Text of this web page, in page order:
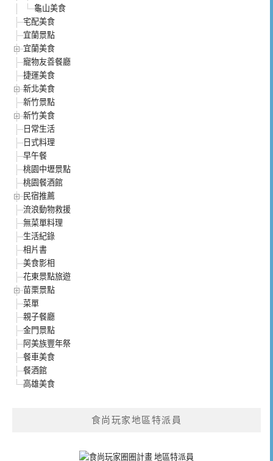
龜山美食
宅配美食
宜蘭景點
宜蘭美食
寵物友善餐廳
捷運美食
新北美食
新竹景點
新竹美食
日常生活
日式料理
早午餐
桃園中壢景點
桃園餐酒館
民宿推薦
流浪動物救援
無菜單料理
生活紀錄
相片書
美食影相
花東景點旅遊
苗栗景點
菜單
親子餐廳
金門景點
阿美族豐年祭
餐車美食
餐酒館
高雄美食
食尚玩家地區特派員